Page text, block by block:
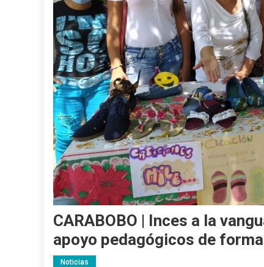
CARABOBO | Inces a la
apoyo pedagógicos de
Noticias